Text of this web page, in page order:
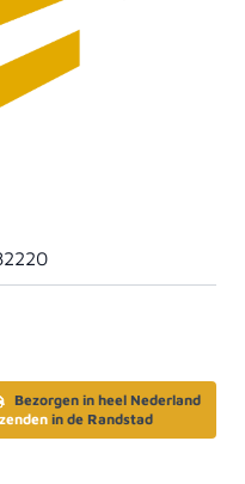
Bezorgen in heel Nederland
in de Randstad